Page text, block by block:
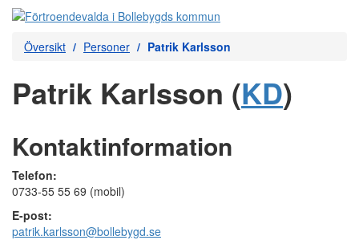
Översikt Personer Patrik Karlsson
Patrik Karlsson (KD)
Kontaktinformation
Telefon:
0733-55 55 69 (mobil)
E-post:
patrik.karlsson@bollebygd.se